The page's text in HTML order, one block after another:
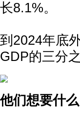
长8.1%。
到2024年底
GDP的三分
他们想要什么